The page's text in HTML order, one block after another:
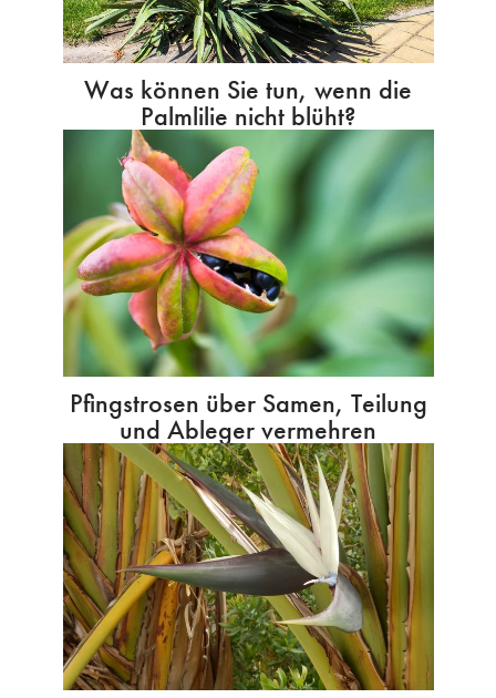
Was können Sie tun, wenn die
Palmlilie nicht blüht?
Pfingstrosen über Samen, Teilung
und Ableger vermehren